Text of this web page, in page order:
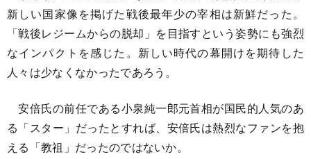
新しい国家像を掲げた戦後最年少の宰相は新鮮だった。
「戦後レジームからの脱却」を目指すという姿勢にも強烈
なインパクトを感じた。新しい時代の幕開けを期待した
人々は少なくなかったであろう。
安倍氏の前任である小泉純一郎元首相が国民的人気のあ
る「スター」だったとすれば、安倍氏は熱烈なファンを抱
える「教祖」だったのではないか。